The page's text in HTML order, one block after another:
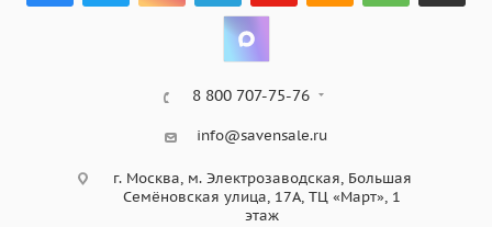
8 800 707-75-76
info@savensale.ru
г. Москва, м. Электрозаводская, Большая
Семёновская улица, 17А, ТЦ «Март», 1
этаж